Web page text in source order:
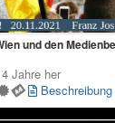
und den
4 Jahre her
Beschreibung